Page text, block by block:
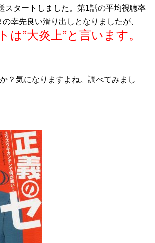
スタートしました。第1話の平均視聴率
幸先良い滑り出しとなりましたが、
は”大炎上”と言います。
？気になりますよね。調べてみまし